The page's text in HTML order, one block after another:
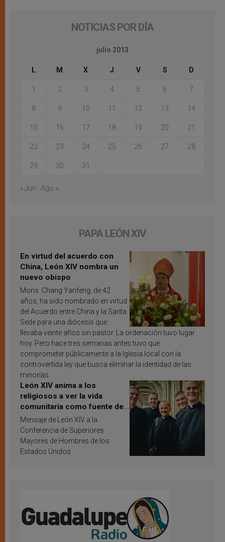
NOTICIAS POR DÍA
julio 2013
L M X J V S D
1 2 3 4 5 6 7
8 9 10 11 12 13 14
15 16 17 18 19 20 21
22 23 24 25 26 27 28
29 30 31
« Jun Ago »
PAPA LEÓN XIV
En virtud del acuerdo con
China, León XIV nombra un
nuevo obispo
Mons. Chang Yanfeng, de 42
años, ha sido nombrado en virtud
del Acuerdo entre China y la Santa
Sede para una diócesis que
llevaba veinte años sin pastor. La ordenación tuvo lugar
hoy. Pero hace tres semanas antes tuvo que
comprometer públicamente a la Iglesia local con la
controvertida ley que busca eliminar la identidad de las
minorías.
León XIV anima a los
religiosos a ver la vida
comunitaria como fuente de
inspiración y santificación
Mensaje de León XIV a la
Conferencia de Superiores
Mayores de Hombres de los
Estados Unidos